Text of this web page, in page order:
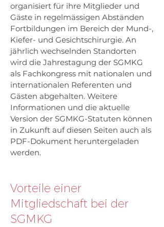
organisiert für ihre Mitglieder und
Gäste in regelmässigen Abständen
Fortbildungen im Bereich der Mund-,
Kiefer- und Gesichtschirurgie. An
jährlich wechselnden Standorten
wird die Jahrestagung der SGMKG
als Fachkongress mit nationalen und
internationalen Referenten und
Gästen abgehalten. Weitere
Informationen und die aktuelle
Version der SGMKG-Statuten können
in Zukunft auf diesen Seiten auch als
PDF-Dokument heruntergeladen
werden.
Vorteile einer
Mitgliedschaft bei der
SGMKG